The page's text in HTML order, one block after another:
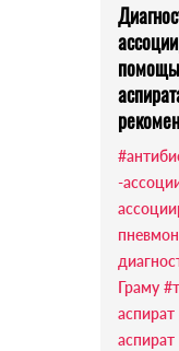
-
Граму
аспират
аспират